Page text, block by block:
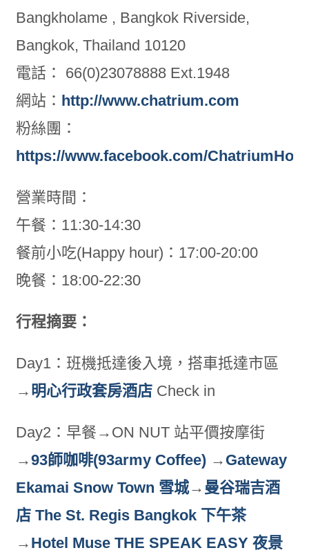
Bangkholame , Bangkok Riverside,
Bangkok, Thailand 10120
電話： 66(0)23078888 Ext.1948
網站： http://www.chatrium.com
粉絲團：
https://www.facebook.com/
營業時間：
午餐：11:30-14:30
餐前小吃(Happy hour)：17:00-20:00
晚餐：18:00-22:30
行程摘要：
Day1：班機抵達後入境，搭車抵達市區
→ 明心行政套房酒店Check in
Day2：早餐→ON NUT 站平價按摩街
→93師咖啡(93army Coffee) → Gateway
Ekamai Snow Town 雪城→ 曼谷瑞吉酒
店 The St. Regis Bangkok 下午茶
→ Hotel Muse THE SPEAK EASY 夜景